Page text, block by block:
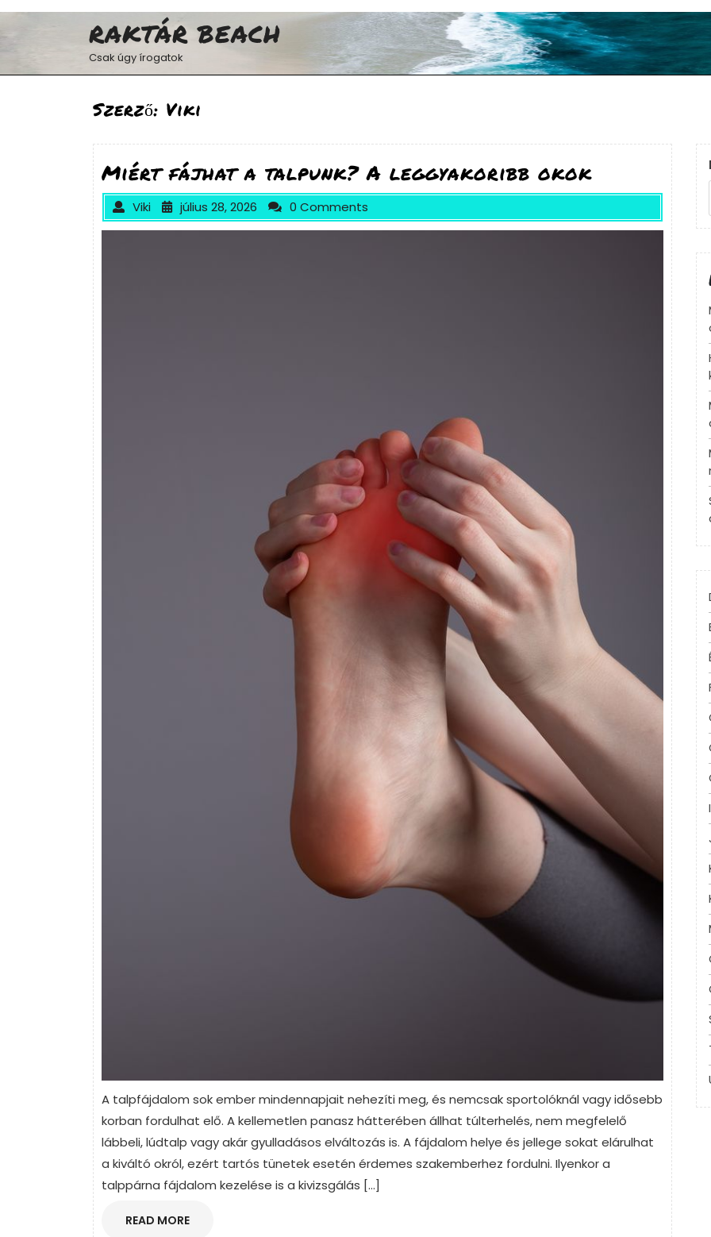
content
RAKTÁR BEACH
Csak úgy írogatok
Szerző: Viki
Miért fájhat a talpunk? A leggyakoribb okok
Viki július 28, 2026 0 Comments
A talpfájdalom sok ember mindennapjait nehezíti meg, és nemcsak sportolóknál vagy idősebb
korban fordulhat elő. A kellemetlen panasz hátterében állhat túlterhelés, nem megfelelő
lábbeli, lúdtalp vagy akár gyulladásos elváltozás is. A fájdalom helye és jellege sokat elárulhat
a kiváltó okról, ezért tartós tünetek esetén érdemes szakemberhez fordulni. Ilyenkor a
talppárna fájdalom kezelése is a kivizsgálás […]
READ MOREREAD